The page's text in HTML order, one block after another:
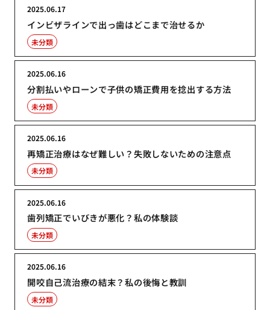
インビザラインで出っ歯はどこまで治せるか
2025.06.17
未分類
分割払いやローンで子供の矯正費用を捻出する方法
2025.06.16
未分類
再矯正治療はなぜ難しい？失敗しないための注意点
2025.06.16
未分類
歯列矯正でいびきが悪化？私の体験談
2025.06.16
未分類
開咬自己流治療の結末？私の後悔と教訓
2025.06.16
未分類